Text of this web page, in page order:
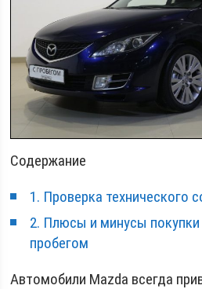
Содержание
1. Проверка технического
2. Плюсы и минусы
пробегом
Автомобили Mazda всегда